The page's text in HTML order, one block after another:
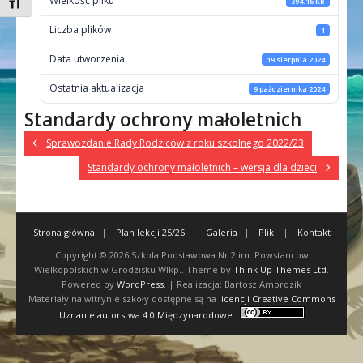
Toggle Font size
Liczba plików 1
Data utworzenia 19 sierpnia 2024
Ostatnia aktualizacja 9 października 2024
Standardy ochrony małoletnich
Sprawozdanie Rady Rodziców z roku szkolnego 2022/23
Standardy ochrony małoletnich – wersja dla dzieci
Strona główna Plan lekcji 25/26 Galeria Pliki
Kontakt
Copyright © 2026 Szkola Podstawowa Nr 2 im. Powstancow
Wielkopolskich w Grodzisku Wlkp.
. Theme by Think Up Themes Ltd
Powered by WordPress . | Realizacja: Bartosz Ambrozik
Materiały na witrynie szkoły dostępne są na licencji Creative Commons
Uznanie autorstwa 4.0 Międzynarodowe